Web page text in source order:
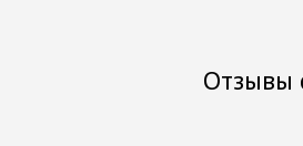
Отзывы